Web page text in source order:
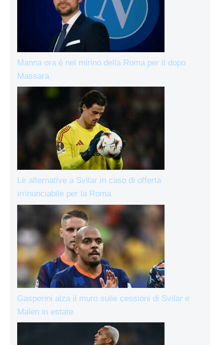
Manna ora è nel mirino della Roma per il dopo
Massara
Le alternative a Svilar in caso di offerta
irrinunciabile per la Roma
Gasperini alza il muro sulle cessioni di Svilar e
Malen in estate